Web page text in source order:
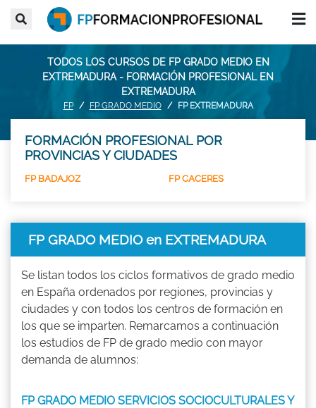
TODOS LOS CURSOS DE FP GRADO MEDIO EN
EXTREMADURA - FORMACIÓN PROFESIONAL EN
EXTREMADURA
FP FP GRADO MEDIO FP EXTREMADURA
FORMACIÓN PROFESIONAL POR
PROVINCIAS Y CIUDADES
FP BADAJOZ FP CACERES
FP GRADO MEDIO en EXTREMADURA
Se listan todos los ciclos formativos de grado medio
en España ordenados por regiones, provincias y
ciudades y con todos los centros de formación en
los que se imparten. Remarcamos a continuación
los estudios de FP de grado medio con mayor
demanda de alumnos:
FP GRADO MEDIO SERVICIOS SOCIOCULTURALES Y